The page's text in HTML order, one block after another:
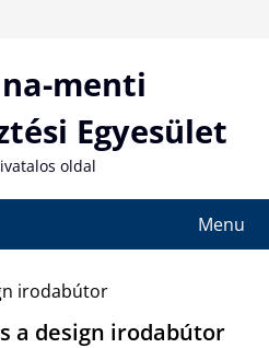
menti
Egyesület
oldal
Menu
a design irodabútor